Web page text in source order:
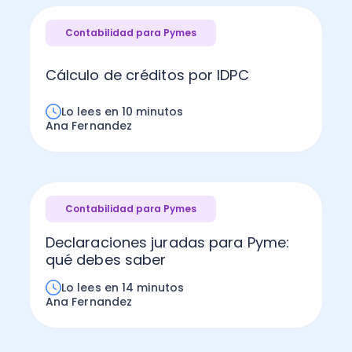
Contabilidad para Pymes
Cálculo de créditos por IDPC
Lo lees en 10 minutos
Ana Fernandez
Contabilidad para Pymes
Declaraciones juradas para Pyme:
qué debes saber
Lo lees en 14 minutos
Ana Fernandez